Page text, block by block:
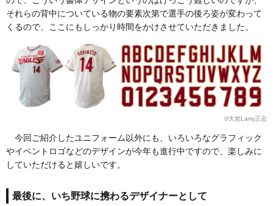
それらの背中についている物の要素次第で選手の後ろ姿が変わって
くるので、ここにもしっかり時間をかけさせていただきました。
©︎大岩Larry正志
今回ご紹介したユニフォーム以外にも、いろいろなグラフィック
やイベントロゴなどのデザインが今年も進行中ですので、楽しみに
していただけると嬉しいです。
最後に、いち野球に携わるデザイナーとして